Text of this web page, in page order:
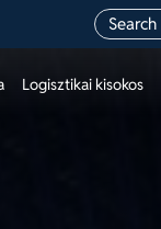
Logisztikai kisokos